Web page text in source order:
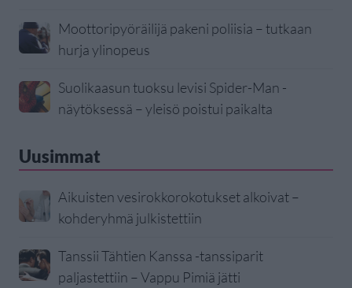
Moottoripyöräilijä pakeni poliisia – tutkaan
hurja ylinopeus
Suolikaasun tuoksu levisi Spider-Man -
näytöksessä – yleisö poistui paikalta
Uusimmat
Aikuisten vesirokkorokotukset alkoivat –
kohderyhmä julkistettiin
Tanssii Tähtien Kanssa -tanssiparit
paljastettiin – Vappu Pimiä jätti